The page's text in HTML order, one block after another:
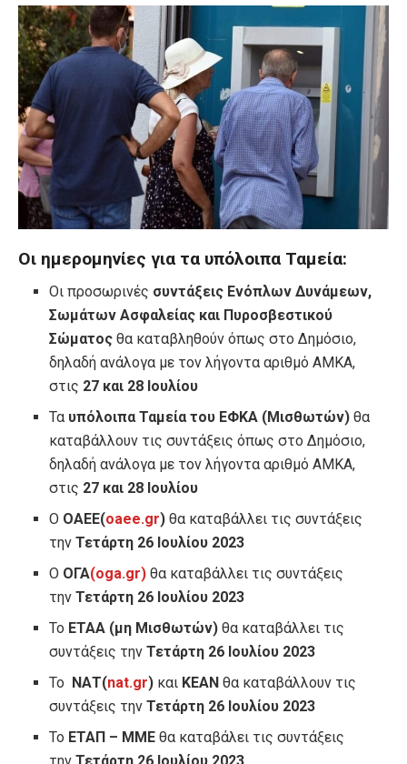
Οι ημερομηνίες για τα υπόλοιπα Ταμεία:
Οι προσωρινές συντάξεις Ενόπλων Δυνάμεων,
Σωμάτων Ασφαλείας και Πυροσβεστικού
Σώματος θα καταβληθούν όπως στο Δημόσιο,
δηλαδή ανάλογα με τον λήγοντα αριθμό ΑΜΚΑ,
στις 27 και 28 Ιουλίου
Τα υπόλοιπα Ταμεία του ΕΦΚΑ (Μισθωτών) θα
καταβάλλουν τις συντάξεις όπως στο Δημόσιο,
δηλαδή ανάλογα με τον λήγοντα αριθμό ΑΜΚΑ,
στις 27 και 28 Ιουλίου
Ο ΟΑΕΕ(oaee.gr)θα καταβάλλει τις συντάξεις
τηνΤετάρτη 26 Ιουλίου 2023
Ο ΟΓΑ(oga.gr)θα καταβάλλει τις συντάξεις
τηνΤετάρτη 26 Ιουλίου 2023
Το ΕΤΑΑ (μη Μισθωτών) θα καταβάλλει τις
συντάξεις τηνΤετάρτη 26 Ιουλίου 2023
Το
ΝΑΤ(nat.gr) και ΚΕΑΝ θα καταβάλλουν τις
συντάξεις τηνΤετάρτη 26 Ιουλίου 2023
Το ΕΤΑΠ – ΜΜΕ θα καταβάλει τις συντάξεις